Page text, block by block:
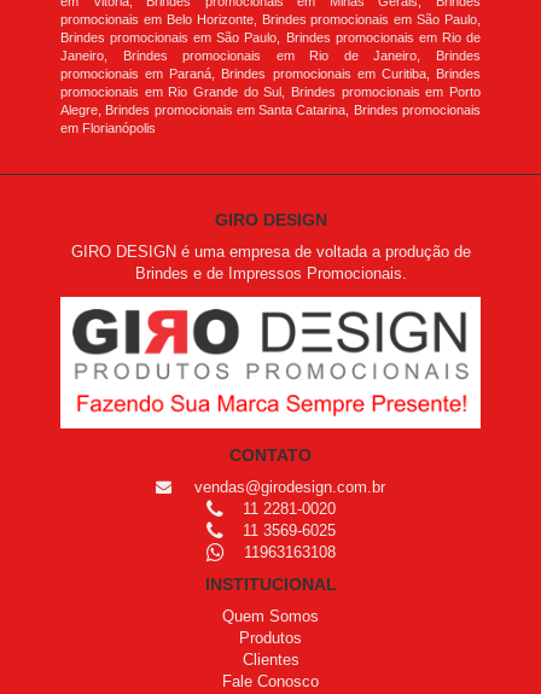
promocionais em Belo Horizonte, Brindes promocionais em São Paulo,
Brindes promocionais em São Paulo, Brindes promocionais em Rio de
Janeiro, Brindes promocionais em Rio de Janeiro, Brindes
promocionais em Paraná, Brindes promocionais em Curitiba, Brindes
promocionais em Rio Grande do Sul, Brindes promocionais em Porto
Alegre, Brindes promocionais em Santa Catarina, Brindes promocionais
em Florianópolis
GIRO DESIGN
GIRO DESIGN é uma empresa de voltada a produção de
Brindes e de Impressos Promocionais.
CONTATO
vendas@girodesign.com.br
11 2281-0020
11 3569-6025
11963163108
INSTITUCIONAL
Quem Somos
Produtos
Clientes
Fale Conosco